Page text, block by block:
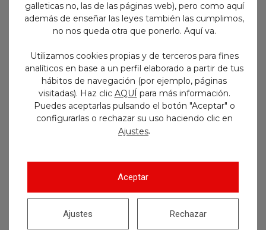
aprobados auxiliar
galleticas no, las de las páginas web), pero como aquí
además de enseñar las leyes también las cumplimos,
no nos queda otra que ponerlo. Aquí va.
Utilizamos cookies propias y de terceros para fines
analíticos en base a un perfil elaborado a partir de tus
hábitos de navegación (por ejemplo, páginas
visitadas). Haz clic AQUÍ para más información.
Puedes aceptarlas pulsando el botón "Aceptar" o
configurarlas o rechazar su uso haciendo clic en
Ajustes.
Aceptar
Rechazar
Ajustes